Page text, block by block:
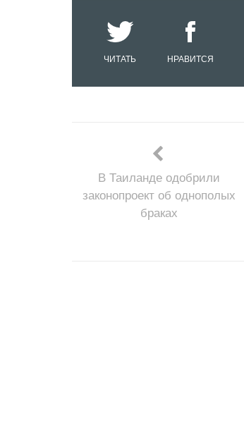
ЧИТАТЬ НРАВИТСЯ
В Таиланде одобрили
законопроект об однополых
браках